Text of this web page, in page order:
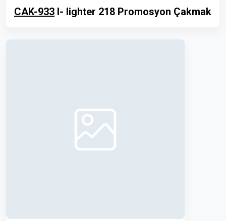
CAK-933 I- lighter 218 Promosyon Çakmak